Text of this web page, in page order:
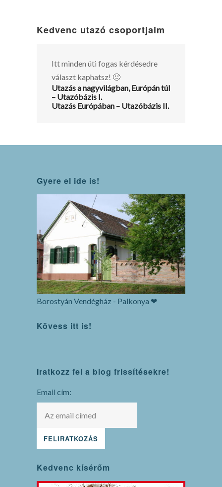
Kedvenc utazó csoportjaim
Itt minden úti fogas kérdésedre
választ kaphatsz! 🙂
Utazás a nagyvilágban, Európán túl
– Utazóbázis I.
Utazás Európában – Utazóbázis II.
Gyere el ide is!
Borostyán Vendégház - Palkonya ❤
Kövess itt is!
Iratkozz fel a blog frissítésekre!
Email cím:
Kedvenc kísérőm